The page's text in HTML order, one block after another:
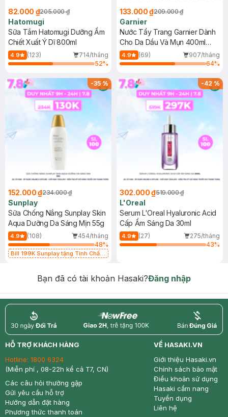
82.000 ₫205.000 ₫
Hatomugi
Sữa Tắm Hatomugi Dưỡng Ẩm
Chiết Xuất Ý Dĩ 800ml
4.9 (123)
714/tháng
52%
133.000 ₫209.000 ₫
Garnier
Nước Tẩy Trang Garnier Dành
Cho Da Dầu Và Mụn 400ml
(Mới)
4.9 (69)
907/tháng
64%
-35%
152.000 ₫234.000 ₫
Sunplay
Sữa Chống Nắng Sunplay Skin
Aqua Dưỡng Da Sáng Mịn 55g
4.9 (108)
454/tháng
48%
Bill 199K Sunplay tặng Tinh Chất
-42%
302.000 ₫519.000 ₫
L'Oreal
Serum L'Oreal Hyaluronic Acid
Cấp Ẩm Sáng Da 30ml
4.9 (27)
275/tháng
43%
Bạn đã có tài khoản Hasaki?Đăng nhập
return nowfree price
HỖ TRỢ KHÁCH HÀNG
Hotline: 1800 6324
(Miễn phí , 08-22h kể cả T7, CN)
Các câu hỏi thường gặp
Gửi yêu cầu hỗ trợ
Hướng dẫn đặt hàng
Phương thức thanh toán
VỀ HASAKI.VN
Giới thiệu Hasaki.vn
Chính sách bảo mật
Điều khoản sử dụng
Hasaki cẩm nang
Tuyển dụng
Liên hệ